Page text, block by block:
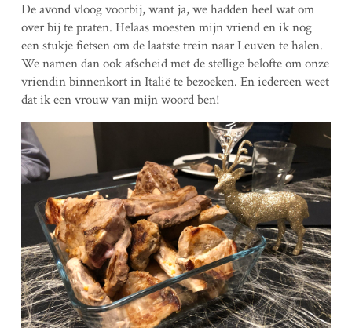
De avond vloog voorbij, want ja, we hadden heel wat om
over bij te praten. Helaas moesten mijn vriend en ik nog
een stukje fietsen om de laatste trein naar Leuven te halen.
We namen dan ook afscheid met de stellige belofte om onze
vriendin binnenkort in Italië te bezoeken. En iedereen weet
dat ik een vrouw van mijn woord ben!